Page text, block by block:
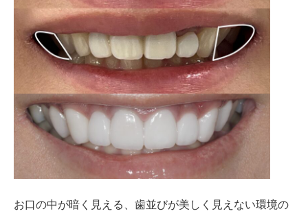
お口の中が暗く見える、歯並びが美しく見えない環境の